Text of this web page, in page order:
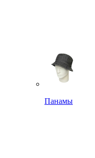
Панамы